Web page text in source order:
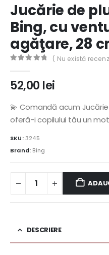
Jucărie de
Bing, cu
agăţare, 28
( Nu există
52,00 lei
💫 Comandă acum
oferă-i copilului tău un
SKU:3245
Brand: Bing
DESCRIERE